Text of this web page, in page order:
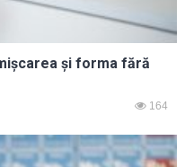
și forma fără
164